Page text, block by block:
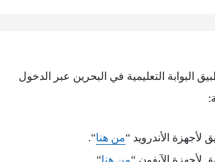
البوابة التعليمية في البحرين عبر الدخول
لأجهزة الأندرويد “من هنا“.
لأجهزة الآيفون “من هنا“.